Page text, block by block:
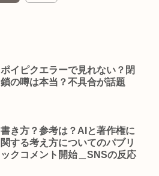
ポイピクエラーで見れない？閉
鎖の噂は本当？不具合が話題
書き方？参考は？AIと著作権に
関する考え方についてのパブリ
ックコメント開始＿SNSの反応